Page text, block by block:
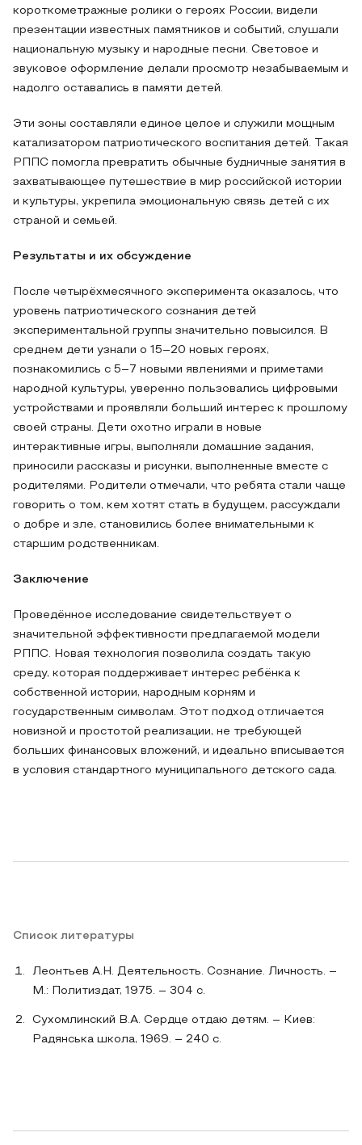
короткометражные ролики о героях России, видели
презентации известных памятников и событий, слушали
национальную музыку и народные песни. Световое и
звуковое оформление делали просмотр незабываемым и
надолго оставались в памяти детей.
Эти зоны составляли единое целое и служили мощным
катализатором патриотического воспитания детей. Такая
РППС помогла превратить обычные будничные занятия в
захватывающее путешествие в мир российской истории
и культуры, укрепила эмоциональную связь детей с их
страной и семьей.
Результаты и их обсуждение
После четырёхмесячного эксперимента оказалось, что
уровень патриотического сознания детей
экспериментальной группы значительно повысился. В
среднем дети узнали о 15–20 новых героях,
познакомились с 5–7 новыми явлениями и приметами
народной культуры, уверенно пользовались цифровыми
устройствами и проявляли больший интерес к прошлому
своей страны. Дети охотно играли в новые
интерактивные игры, выполняли домашние задания,
приносили рассказы и рисунки, выполненные вместе с
родителями. Родители отмечали, что ребята стали чаще
говорить о том, кем хотят стать в будущем, рассуждали
о добре и зле, становились более внимательными к
старшим родственникам.
Заключение
Проведённое исследование свидетельствует о
значительной эффективности предлагаемой модели
РППС. Новая технология позволила создать такую
среду, которая поддерживает интерес ребёнка к
собственной истории, народным корням и
государственным символам. Этот подход отличается
новизной и простотой реализации, не требующей
больших финансовых вложений, и идеально вписывается
в условия стандартного муниципального детского сада.
Список литературы
Леонтьев А.Н. Деятельность. Сознание. Личность. –
М.: Политиздат, 1975. – 304 с.
Сухомлинский В.А. Сердце отдаю детям. – Киев:
Радянська школа, 1969. – 240 с.